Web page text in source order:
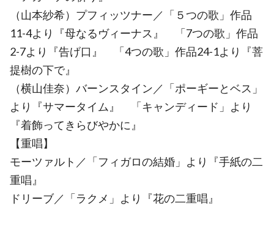
（山本紗希）プフィッツナー／「５つの歌」作品
11-4より『母なるヴィーナス』 「7つの歌」作品
2-7より『告げ口』 「4つの歌」作品24-1より『菩
提樹の下で』
（横山佳奈）バーンスタイン／「ポーギーとベス」
より『サマータイム』 「キャンディード」より
『着飾ってきらびやかに』
【重唱】
モーツァルト／「フィガロの結婚」より『手紙の二
重唱』
ドリーブ／「ラクメ」より『花の二重唱』